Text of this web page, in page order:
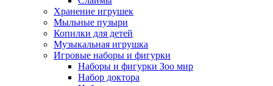
Хранение игрушек
Мыльные пузыри
Копилки для детей
Музыкальная игрушка
Игровые наборы и фигурки
Наборы и фигурки Зоо мир
Набор доктора